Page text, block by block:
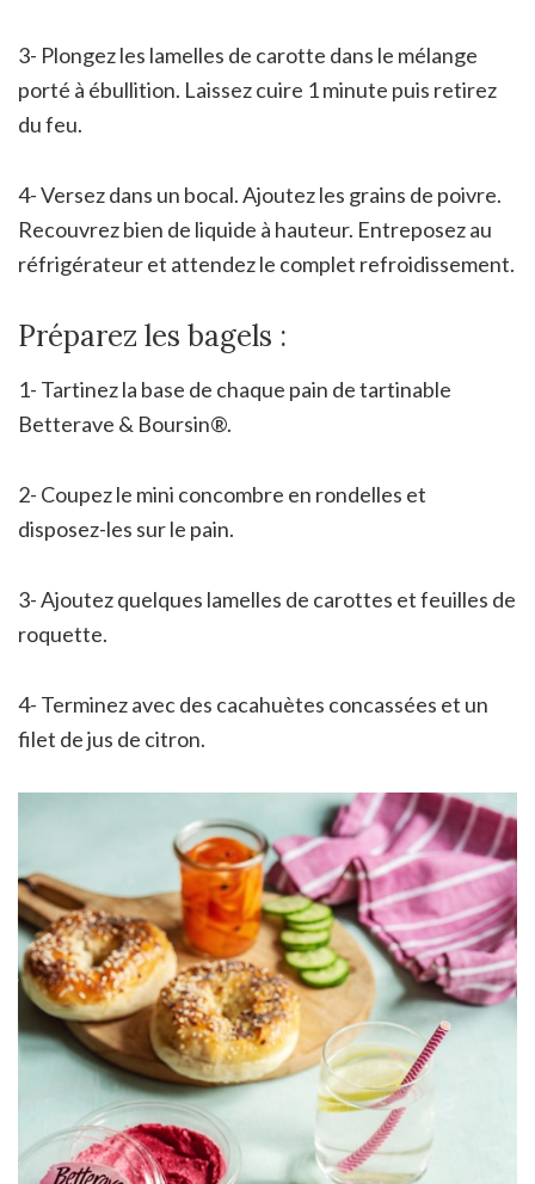
3- Plongez les lamelles de carotte dans le mélange
porté à ébullition. Laissez cuire 1 minute puis retirez
du feu.
4- Versez dans un bocal. Ajoutez les grains de poivre.
Recouvrez bien de liquide à hauteur. Entreposez au
réfrigérateur et attendez le complet refroidissement.
Préparez les bagels :
1- Tartinez la base de chaque pain de tartinable
Betterave & Boursin®.
2- Coupez le mini concombre en rondelles et
disposez-les sur le pain.
3- Ajoutez quelques lamelles de carottes et feuilles de
roquette.
4- Terminez avec des cacahuètes concassées et un
filet de jus de citron.